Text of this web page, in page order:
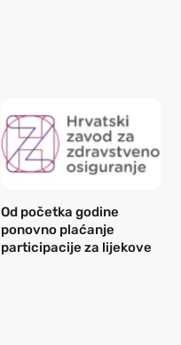
Od početka godine
ponovno plaćanje
participacije za lijekove